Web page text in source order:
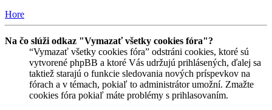
Hore
Na čo slúži odkaz "Vymazať všetky cookies fóra"?
“Vymazať všetky cookies fóra” odstráni cookies, ktoré sú
vytvorené phpBB a ktoré Vás udržujú prihlásených, ďalej sa
taktiež starajú o funkcie sledovania nových príspevkov na
fórach a v témach, pokiaľ to administrátor umožní. Zmažte
cookies fóra pokiaľ máte problémy s prihlasovaním.